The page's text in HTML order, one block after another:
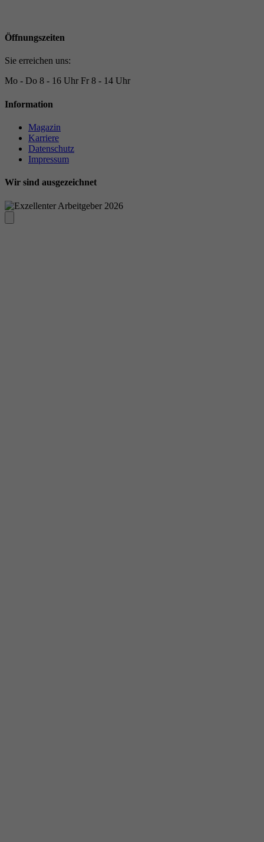
Öffnungszeiten
Sie erreichen uns:
Mo - Do 8 - 16 Uhr Fr 8 - 14 Uhr
Information
Magazin
Karriere
Datenschutz
Impressum
Wir sind ausgezeichnet